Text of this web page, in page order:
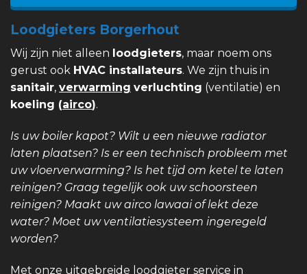
Loodgieters Borgerhout
Wij zijn niet alleen loodgieters, maar noem ons
gerust ook HVAC installateurs. We zijn thuis in
sanitair, verwarming verluchting (ventilatie) en
koeling (airco).
Is uw boiler kapot? Wilt u een nieuwe radiator
laten plaatsen? Is er een technisch probleem met
uw vloerverwarming? Is het tijd om ketel te laten
reinigen? Graag tegelijk ook uw schoorsteen
reinigen? Maakt uw airco lawaai of lekt deze
water? Moet uw ventilatiesysteem ingeregeld
worden?
Met onze uitgebreide loodgieter service in